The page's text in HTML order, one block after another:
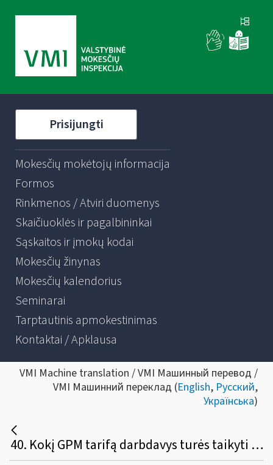
Prisijungti
Mokesčių mokėtojų informacija
Formos
Rinkmenos / Atviri duomenys
Skaičiuoklės ir pagalbininkai
Sąskaitos ir įmokų kodai
Mokesčių žinynas
Mokesčių kalendorius
Seminarai
Tarptautinis apmokestinimas
Kontaktai / Apklausa
VMI Machine translation / VMI Машинный перевод /
VMI Машинний переклад (English, Русский,
Українська)
40. Kokį GPM tarifą darbdavys turės taikyti išmokėdamas mėnesio darbo užmokestį, kai: 1) dar nežino, kokios bus darbuotojo metinės pajamos, 2) kai mano, kad darbuotojo darbo užmokestis 2019 m. lapkričio ar gruodžio mėn. viršys 120 VDU?